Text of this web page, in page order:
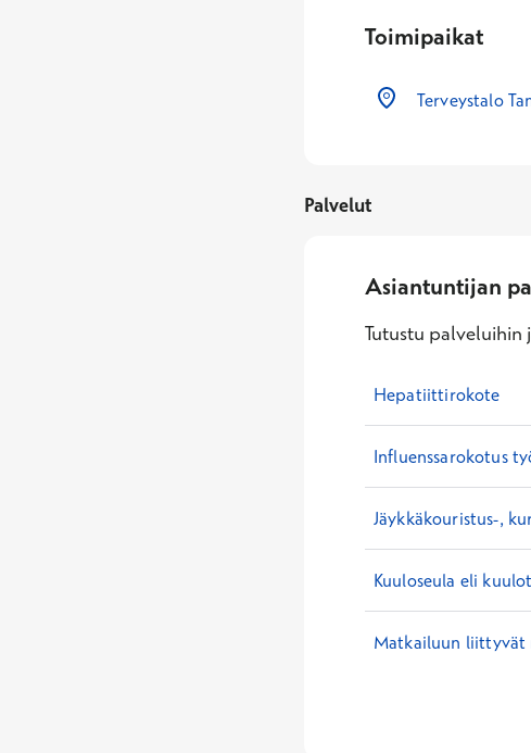
Toimipaikat
Terveystalo
Palvelut
Asiantuntijan
Tutustu palveluihin
Hepatiittirokote
Influenssarokotus
Jäykkäkouristus-,
Kuuloseula eli
Matkailuun liittyvät